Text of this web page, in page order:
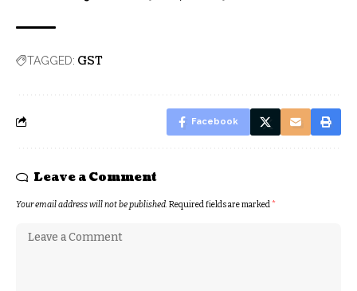
TAGGED: GST
Facebook
Leave a Comment
Your email address will not be published.Required fields are marked*